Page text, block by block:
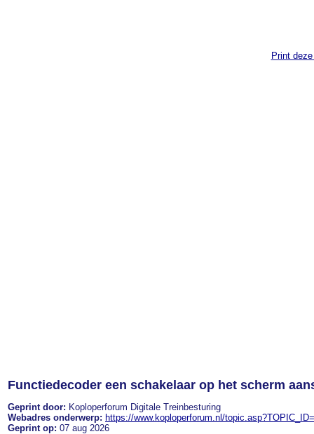
Print
Functiedecoder een schakelaar op het scherm
Geprint door: Koploperforum Digitale Treinbesturing
Webadres onderwerp: https://www.koploperforum.nl/
Geprint op: 07 aug 2026